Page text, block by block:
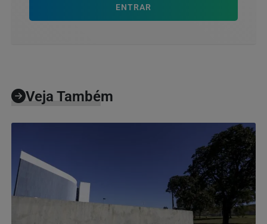
ENTRAR
Veja Também